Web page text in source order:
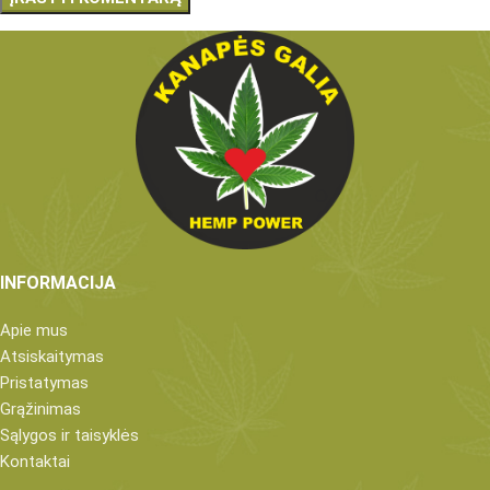
INFORMACIJA
Apie mus
Atsiskaitymas
Pristatymas
Grąžinimas
Sąlygos ir taisyklės
Kontaktai